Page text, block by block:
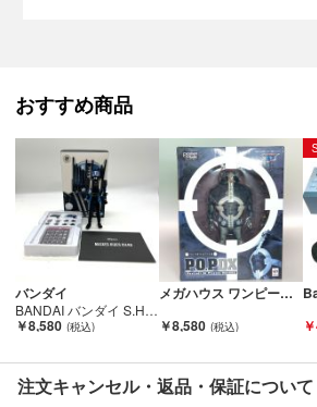
■状態等は画像をご確認・ご参照下さい。
人の手を経た商品です。
■弊社からは、ご落札やご購入いただいた
行なっております。
評価ご不要のお客様は、ご落札・ご購入を
■弊社（株式会社オカモト）を装った偽装
い■
装サイト』を確認しておりますが、
当店とは一切関係がございませんのでご注
おすすめ商品
バンダイ
BANDAI バンダイ S.H.Figuarts 仮面ライダーディエンド 真骨彫製法 開封品 本体用ブリスター欠品 Aランク
￥8,580
メガハウス ワンピース フィギュア P.O.P DX バーソロミュー・くま 純正台座欠品 持ち手・聖書パーツに接着跡有 Cランク
￥8,580
注文キャンセル・返品・保証について